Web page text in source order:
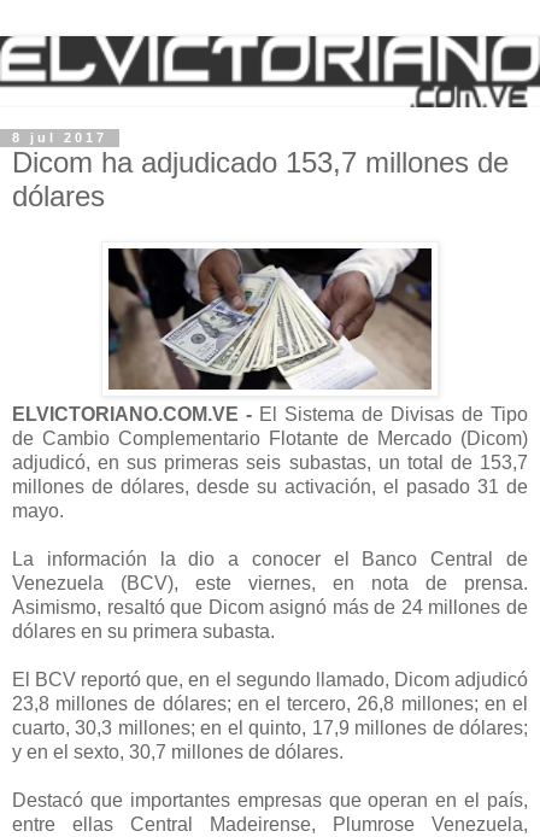
8 jul 2017
Dicom ha adjudicado 153,7 millones de
dólares
ELVICTORIANO.COM.VE - El Sistema de Divisas de Tipo
de Cambio Complementario Flotante de Mercado (Dicom)
adjudicó, en sus primeras seis subastas, un total de 153,7
millones de dólares, desde su activación, el pasado 31 de
mayo.
La información la dio a conocer el Banco Central de
Venezuela (BCV), este viernes, en nota de prensa.
Asimismo, resaltó que Dicom asignó más de 24 millones de
dólares en su primera subasta.
El BCV reportó que, en el segundo llamado, Dicom adjudicó
23,8 millones de dólares; en el tercero, 26,8 millones; en el
cuarto, 30,3 millones; en el quinto, 17,9 millones de dólares;
y en el sexto, 30,7 millones de dólares.
Destacó que importantes empresas que operan en el país,
entre ellas Central Madeirense, Plumrose Venezuela,